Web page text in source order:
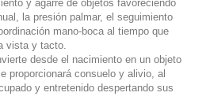
y agarre de objetos favoreciendo
la presión palmar, el seguimiento
mano-boca al tiempo que
vista y tacto.
desde el nacimiento en un objeto
proporcionará consuelo y alivio, al
y entretenido despertando sus